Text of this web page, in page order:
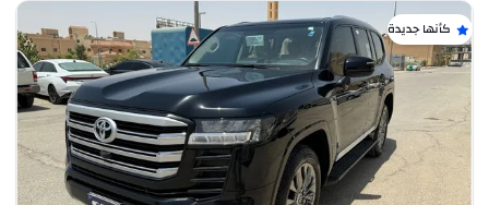
كأنها جديدة